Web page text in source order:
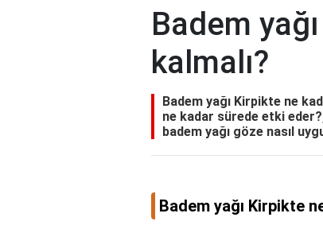
Badem
kalmalı?
Badem yağı Kirpikte ne
ne kadar sürede etki
badem yağı göze nasıl
Badem yağı Kirpikte